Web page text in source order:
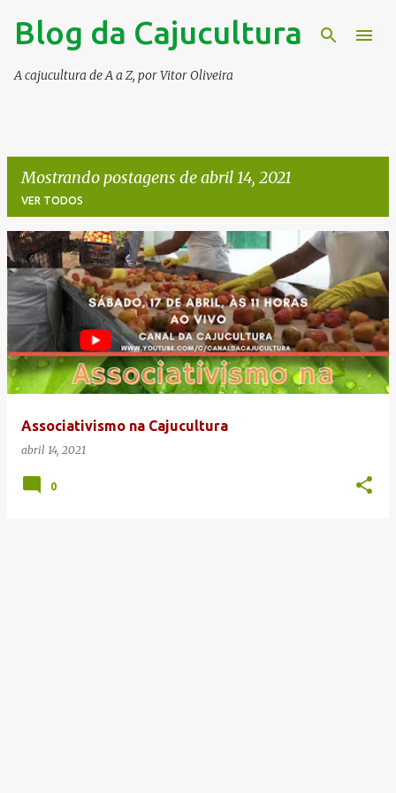
Pular para o conteúdo principal
Blog da Cajucultura
A cajucultura de A a Z, por Vitor Oliveira
Mostrando postagens de abril 14, 2021
VER TODOS
P
o
s
t
a
g
Associativismo na Cajucultura
abril 14, 2021
0